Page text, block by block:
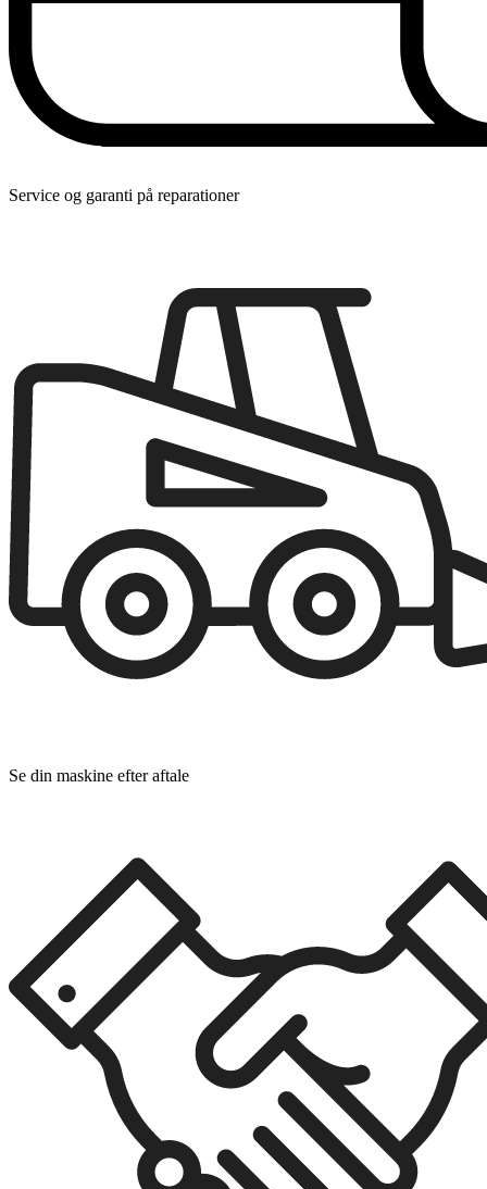
Service og garanti på reparationer
Se din maskine efter aftale